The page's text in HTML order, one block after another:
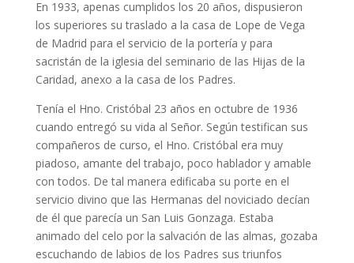
En 1933, apenas cumplidos los 20 años, dispusieron
los superiores su traslado a la casa de Lope de Vega
de Madrid para el servicio de la portería y para
sacristán de la iglesia del seminario de las Hijas de la
Caridad, anexo a la casa de los Padres.
Tenía el Hno. Cristóbal 23 años en octubre de 1936
cuando entregó su vida al Señor. Según testifican sus
compañeros de curso, el Hno. Cristóbal era muy
piadoso, amante del trabajo, poco hablador y amable
con todos. De tal manera edificaba su porte en el
servicio divino que las Hermanas del noviciado decían
de él que parecía un San Luis Gonzaga. Estaba
animado del celo por la salvación de las almas, gozaba
escuchando de labios de los Padres sus triunfos